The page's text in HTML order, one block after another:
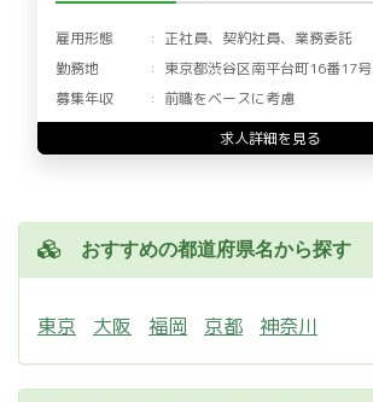
雇用形態
正社員、契約社員、業務委託
勤務地
東京都渋谷区南平台町16番17号
募集年収
前職をベースに考慮
求人詳細を見る
おすすめの都道府県名から探す
東京 大阪 福岡 京都 神奈川